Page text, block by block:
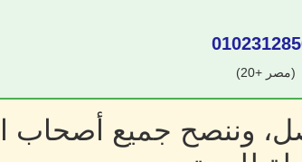
(مصر +20)
وننصح جميع أصحاب